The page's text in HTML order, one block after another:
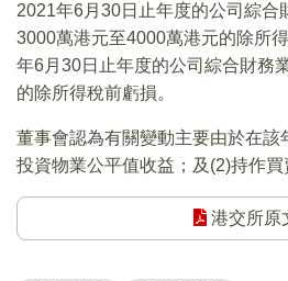
2021年6月30日止年度的公司綜合
3000萬港元至4000萬港元的除所
年6月30日止年度的公司綜合財務
的除所得稅前虧損。
董事會認為有關變動主要由於在該
投資物業公平值收益；及(2)持作買
港交所原